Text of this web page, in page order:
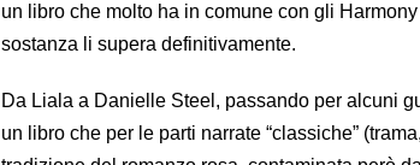
un libro che molto ha in comune con gli
sostanza li supera definitivamente.
Da Liala a Danielle Steel, passando per alcuni
un libro che per le parti narrate “classiche”